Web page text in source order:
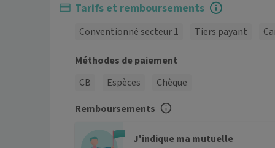
Tarifs et remboursements
Conventionné secteur 1 Tiers payant
Méthodes de paiement
CB
Espèces
Chèque
Remboursements
J'indique ma mutuelle